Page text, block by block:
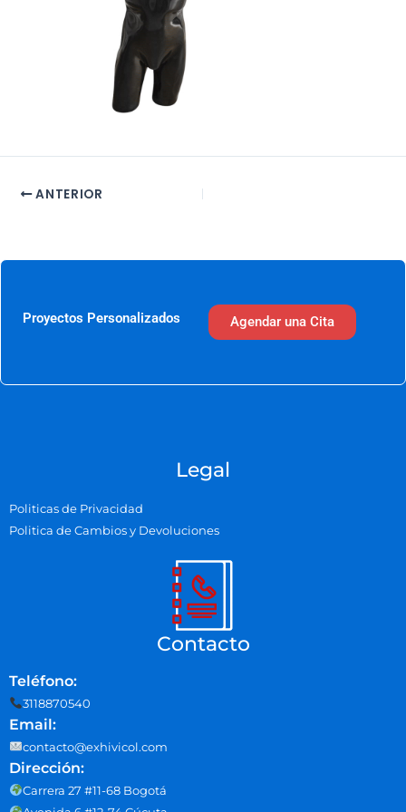
ANTERIOR
Proyectos Personalizados Agendar una Cita
Legal
Politicas de Privacidad
Politica de Cambios y Devoluciones
Contacto
Teléfono:
3118870540
Email:
contacto@exhivicol.com
Dirección:
Carrera 27 #11-68 Bogotá